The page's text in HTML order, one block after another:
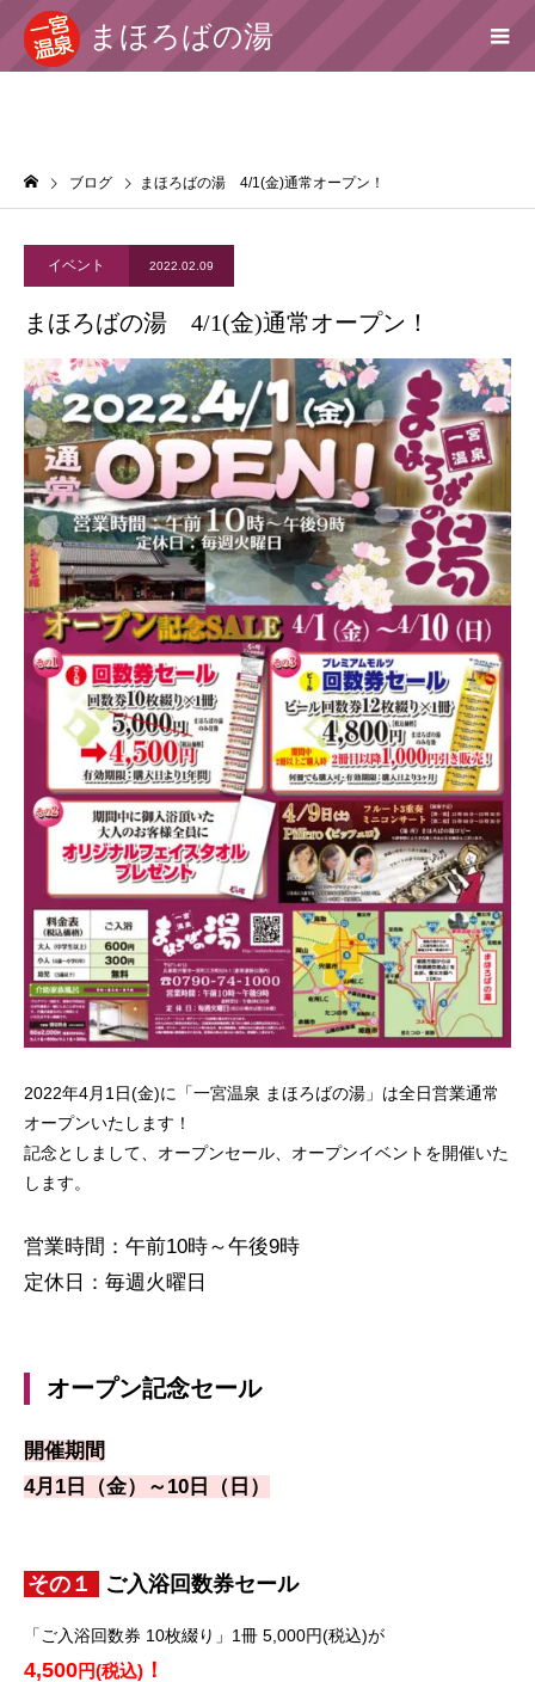
まほろばの湯
ブログ まほろばの湯 4/1(金)通常オープン！
イベント 2022.02.09
まほろばの湯 4/1(金)通常オープン！
2022年4月1日(金)に「一宮温泉 まほろばの湯」は全日営業通常
オープンいたします！
記念としまして、オープンセール、オープンイベントを開催いた
します。
営業時間：午前10時～午後9時
定休日：毎週火曜日
オープン記念セール
開催期間
4月1日（金）～10日（日）
その１ ご入浴回数券セール
「ご入浴回数券 10枚綴り」1冊 5,000円(税込)が
4,500円(税込) ！